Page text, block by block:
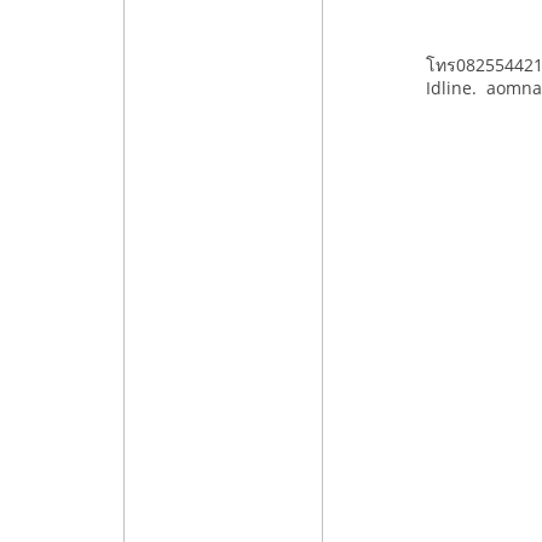
โทร
Idline.